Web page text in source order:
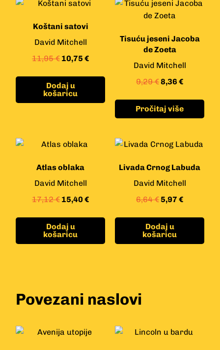
Koštani satovi
David Mitchell
11,95€ 10,75 €
Dodaj u
košaricu
Tisuću jeseni Jacoba
de Zoeta
David Mitchell
9,29€8,36€
Pročitaj više
Atlas oblaka
David Mitchell
17,12€ 15,40 €
Dodaj u
košaricu
Livada Crnog Labuda
David Mitchell
6,64€5,97 €
Dodaj u
košaricu
Povezani naslovi